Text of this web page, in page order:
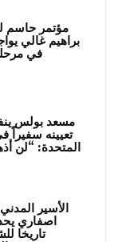
مؤتمر حاسم
براهيم غالي
في
مسعد بولس
تعيينه سفيراً
المتحدة: “لن
الأسير
اصفاري
تاريخا